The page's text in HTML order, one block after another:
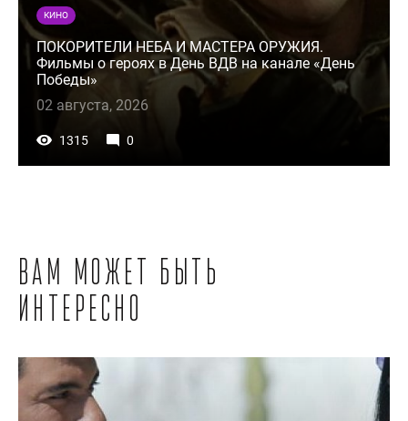
КИНО
ПОКОРИТЕЛИ НЕБА И МАСТЕРА ОРУЖИЯ.
Фильмы о героях в День ВДВ на канале «День
Победы»
02 августа, 2026
1315 0
Вам может быть
интересно